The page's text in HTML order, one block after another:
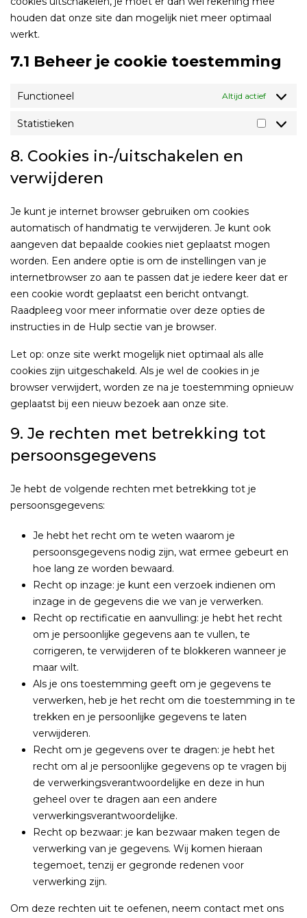
houden dat onze site dan mogelijk niet meer optimaal
werkt.
7.1 Beheer je cookie toestemming
Functioneel Altijd actief
Statistieken
8. Cookies in-/uitschakelen en
verwijderen
Je kunt je internet browser gebruiken om cookies
automatisch of handmatig te verwijderen. Je kunt ook
aangeven dat bepaalde cookies niet geplaatst mogen
worden. Een andere optie is om de instellingen van je
internetbrowser zo aan te passen dat je iedere keer dat er
een cookie wordt geplaatst een bericht ontvangt.
Raadpleeg voor meer informatie over deze opties de
instructies in de Hulp sectie van je browser.
Let op: onze site werkt mogelijk niet optimaal als alle
cookies zijn uitgeschakeld. Als je wel de cookies in je
browser verwijdert, worden ze na je toestemming opnieuw
geplaatst bij een nieuw bezoek aan onze site.
9. Je rechten met betrekking tot
persoonsgegevens
Je hebt de volgende rechten met betrekking tot je
persoonsgegevens:
Je hebt het recht om te weten waarom je
persoonsgegevens nodig zijn, wat ermee gebeurt en
hoe lang ze worden bewaard.
Recht op inzage: je kunt een verzoek indienen om
inzage in de gegevens die we van je verwerken.
Recht op rectificatie en aanvulling: je hebt het recht
om je persoonlijke gegevens aan te vullen, te
corrigeren, te verwijderen of te blokkeren wanneer je
maar wilt.
Als je ons toestemming geeft om je gegevens te
verwerken, heb je het recht om die toestemming in te
trekken en je persoonlijke gegevens te laten
verwijderen.
Recht om je gegevens over te dragen: je hebt het
recht om al je persoonlijke gegevens op te vragen bij
de verwerkingsverantwoordelijke en deze in hun
geheel over te dragen aan een andere
verwerkingsverantwoordelijke.
Recht op bezwaar: je kan bezwaar maken tegen de
verwerking van je gegevens. Wij komen hieraan
tegemoet, tenzij er gegronde redenen voor
verwerking zijn.
Om deze rechten uit te oefenen, neem contact met ons